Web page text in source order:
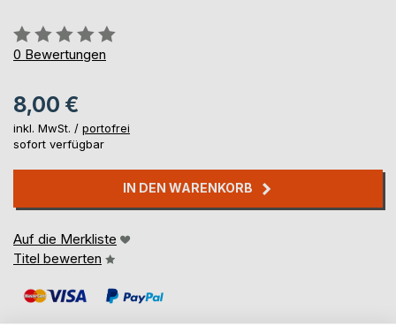
Bewertung::
0%
0 Bewertungen
8,00 €
inkl. MwSt. / portofrei
sofort verfügbar
IN DEN WARENKORB
Auf die Merkliste
Titel bewerten